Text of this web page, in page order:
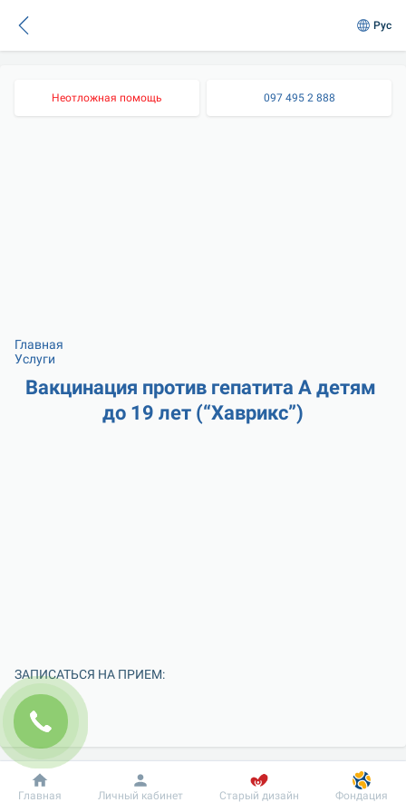
Рус
Неотложная помощь 097 495 2 888
Главная
Услуги
Вакцинация против гепатита А детям
до 19 лет (“Хаврикс”)
ЗАПИСАТЬСЯ НА ПРИЕМ:
Добробут Информация Пациенту
Главная Личный кабинет Старый дизайн Фондация